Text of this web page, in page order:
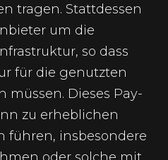
tragen. Stattdessen
um die
so dass
für die genutzten
müssen. Dieses Pay-
zu erheblichen
führen, insbesondere